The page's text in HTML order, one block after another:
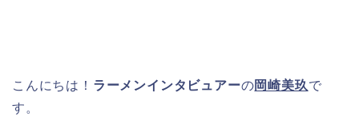
こんにちは！ ラーメンインタビュアーの岡崎美玖 で
す。